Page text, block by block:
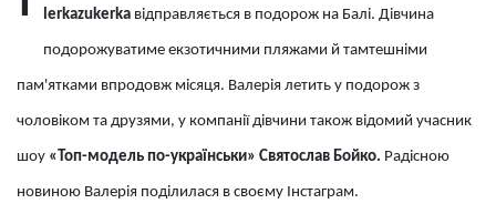
Контакти
Політика конфіденційності
lerkazukerkaвідправляється в подорож на Балі. Дівчина
подорожуватиме екзотичними пляжами й тамтешніми
пам'ятками впродовж місяця. Валерія летить у подорож з
чоловіком та друзями, у компанії дівчини також відомий учасник
шоу «Топ-модель по-українськи» Святослав Бойко. Радісною
новиною Валерія поділилася в своєму Інстаграм.